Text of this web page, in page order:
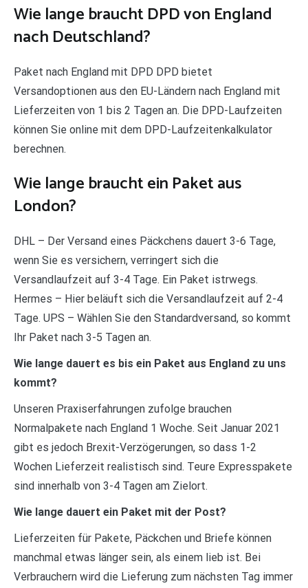
Wie lange braucht DPD von England
nach Deutschland?
Paket nach England mit DPD DPD bietet
Versandoptionen aus den EU-Ländern nach England mit
Lieferzeiten von 1 bis 2 Tagen an. Die DPD-Laufzeiten
können Sie online mit dem DPD-Laufzeitenkalkulator
berechnen.
Wie lange braucht ein Paket aus
London?
DHL – Der Versand eines Päckchens dauert 3-6 Tage,
wenn Sie es versichern, verringert sich die
Versandlaufzeit auf 3-4 Tage. Ein Paket istrwegs.
Hermes – Hier beläuft sich die Versandlaufzeit auf 2-4
Tage. UPS – Wählen Sie den Standardversand, so kommt
Ihr Paket nach 3-5 Tagen an.
Wie lange dauert es bis ein Paket aus England zu uns
kommt?
Unseren Praxiserfahrungen zufolge brauchen
Normalpakete nach England 1 Woche. Seit Januar 2021
gibt es jedoch Brexit-Verzögerungen, so dass 1-2
Wochen Lieferzeit realistisch sind. Teure Expresspakete
sind innerhalb von 3-4 Tagen am Zielort.
Wie lange dauert ein Paket mit der Post?
Lieferzeiten für Pakete, Päckchen und Briefe können
manchmal etwas länger sein, als einem lieb ist. Bei
Verbrauchern wird die Lieferung zum nächsten Tag immer